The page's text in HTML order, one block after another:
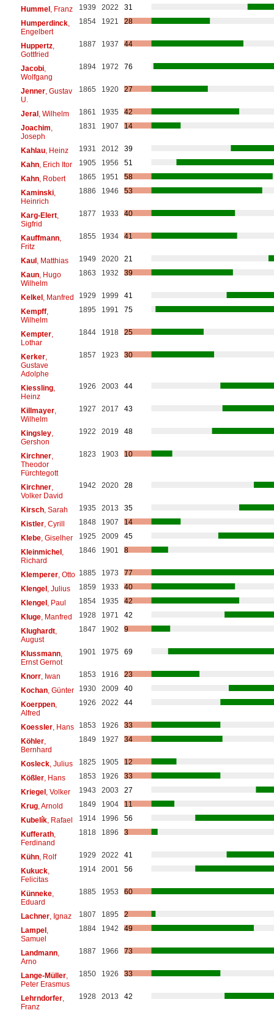
Hummel, Franz 1939 2022
31
Humperdinck,
Engelbert
1854 1921 28
Huppertz,
Gottfried
1887 1937 44
Jacobi,
Wolfgang
1894 1972 76
Jenner, Gustav
U.
1865 1920 27
Jeral, Wilhelm 1861 1935
42
Joachim
Joseph
1831 1907 14
Kahlau, Heinz 1931 2012
39
Kahn, Erich Itor 1905 1956
51
Kahn, Robert 1865 1951
58
Kaminski,
Heinrich
1886 1946 53
Karg-Elert,
Sigfrid
1877 1933 40
Kauffmann,
Fritz
1855 1934 41
Kaul, Matthias 1949 2020
21
Kaun, Hugo
Wilhelm
1863 1932 39
Kelkel, Manfred 1929 1999
41
Kempff,
Wilhelm
1895 1991 75
Kempter,
Lothar
1844 1918 25
Kerker,
Gustave
Adolphe
1857 1923 30
Kiessling,
Heinz
1926 2003 44
Killmayer,
Wilhelm
1927 2017 43
Kingsley,
Gershon
1922 2019 48
Kirchner,
Theodor
Fürchtegott
1823 1903 10
Kirchner,
Volker David
1942 2020 28
Kirsch, Sarah 1935 2013
35
Kistler, Cyrill 1848 1907
14
Klebe, Giselher 1925 2009
45
Kleinmichel,
Richard
1846 1901 8
Klemperer, Otto 1885 1973
77
Klengel, Julius 1859 1933
40
Klengel, Paul 1854 1935
42
Kluge, Manfred 1928 1971
42
Klughardt,
August
1847 1902 9
Klussmann,
Ernst Gernot
1901 1975 69
Knorr, Iwan 1853 1916
23
Kochan, Günter 1930 2009
40
Koerppen,
Alfred
1926 2022 44
Koessler, Hans 1853 1926
33
Köhler,
Bernhard
1849 1927 34
Kosleck, Julius 1825 1905
12
Kößler, Hans 1853 1926
33
Kriegel, Volker 1943 2003
27
Krug, Arnold 1849 1904
11
Kubelík, Rafael 1914 1996
56
Kufferath,
Ferdinand
1818 1896 3
Kühn, Rolf 1929 2022
41
Kukuck,
Felicitas
1914 2001 56
Künneke,
Eduard
1885 1953 60
Lachner, Ignaz 1807 1895
2
Lampel,
Samuel
1884 1942 49
Landmann,
Arno
1887 1966 73
Lange-Müller,
Peter Erasmus
1850 1926 33
Lehrndorfer,
Franz
1928 2013 42